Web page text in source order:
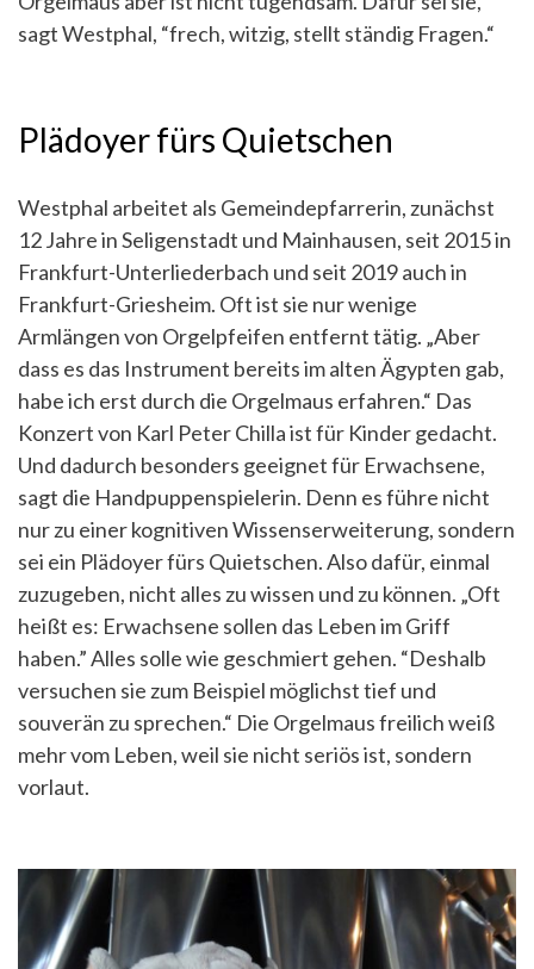
sagt Westphal, “frech, witzig, stellt ständig Fragen.“
Plädoyer fürs Quietschen
Westphal arbeitet als Gemeindepfarrerin, zunächst
12 Jahre in Seligenstadt und Mainhausen, seit 2015 in
Frankfurt-Unterliederbach und seit 2019 auch in
Frankfurt-Griesheim. Oft ist sie nur wenige
Armlängen von Orgelpfeifen entfernt tätig. „Aber
dass es das Instrument bereits im alten Ägypten gab,
habe ich erst durch die Orgelmaus erfahren.“ Das
Konzert von Karl Peter Chilla ist für Kinder gedacht.
Und dadurch besonders geeignet für Erwachsene,
sagt die Handpuppenspielerin. Denn es führe nicht
nur zu einer kognitiven Wissenserweiterung, sondern
sei ein Plädoyer fürs Quietschen. Also dafür, einmal
zuzugeben, nicht alles zu wissen und zu können. „Oft
heißt es: Erwachsene sollen das Leben im Griff
haben.” Alles solle wie geschmiert gehen. “Deshalb
versuchen sie zum Beispiel möglichst tief und
souverän zu sprechen.“ Die Orgelmaus freilich weiß
mehr vom Leben, weil sie nicht seriös ist, sondern
vorlaut.